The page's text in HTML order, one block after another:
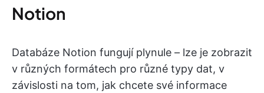
Notion
Databáze Notion fungují plynule – lze je zobrazit
v různých formátech pro různé typy dat, v
závislosti na tom, jak chcete své informace